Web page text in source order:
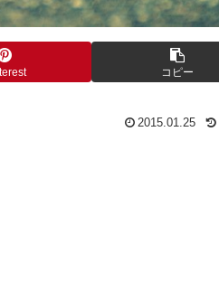
コピー
2015.01.25